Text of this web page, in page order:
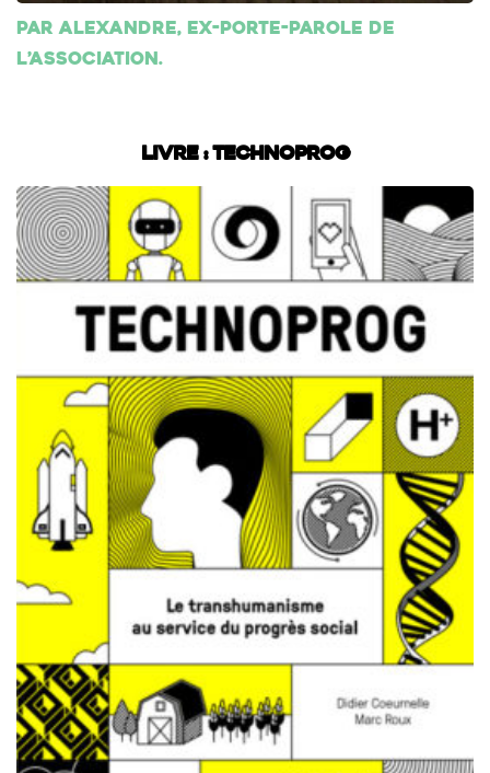
Par Alexandre, ex-porte-parole de
l’association.
Livre : Technoprog